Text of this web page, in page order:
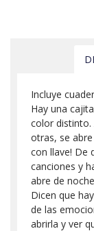
Incluye
Hay una
color distinto.
otras, se
con llave! De
canciones y
abre de
Dicen que
de las
abrirla y ver